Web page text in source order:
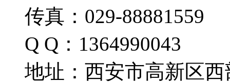
传真：029-88881559
Q Q：1364990043
地址：西安市高新区西